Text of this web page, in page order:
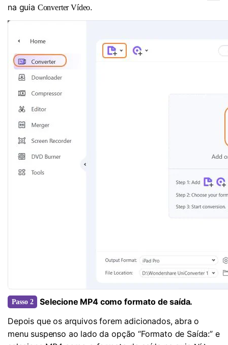
na guia Converter Vídeo.
Passo 2
Selecione MP4 como formato de saída.
Depois que os arquivos forem adicionados, abra o
menu suspenso ao lado da opção “Formato de Saída:” e